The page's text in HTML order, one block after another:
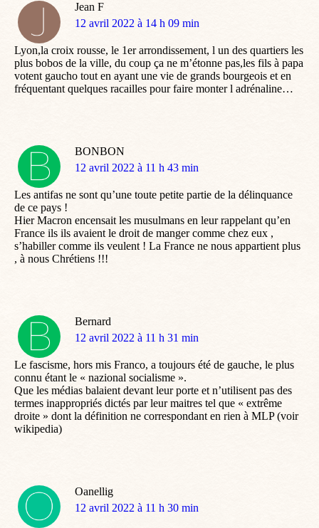
Jean F
dit
12 avril 2022 à 14 h 09 min
Lyon,la croix rousse, le 1er arrondissement, l un des quartiers les
plus bobos de la ville, du coup ça ne m’étonne pas,les fils à papa
votent gaucho tout en ayant une vie de grands bourgeois et en
fréquentant quelques racailles pour faire monter l adrénaline…
BONBON
dit
12 avril 2022 à 11 h 43 min
Les antifas ne sont qu’une toute petite partie de la délinquance
de ce pays !
Hier Macron encensait les musulmans en leur rappelant qu’en
France ils ils avaient le droit de manger comme chez eux ,
s’habiller comme ils veulent ! La France ne nous appartient plus
, à nous Chrétiens !!!
Bernard
dit
12 avril 2022 à 11 h 31 min
Le fascisme, hors mis Franco, a toujours été de gauche, le plus
connu étant le « nazional socialisme ».
Que les médias balaient devant leur porte et n’utilisent pas des
termes inappropriés dictés par leur maitres tel que « extrême
droite » dont la définition ne correspondant en rien à MLP (voir
wikipedia)
Oanellig
dit
12 avril 2022 à 11 h 30 min